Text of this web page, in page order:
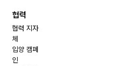
협력
협력 지자
체
입양 캠페
인